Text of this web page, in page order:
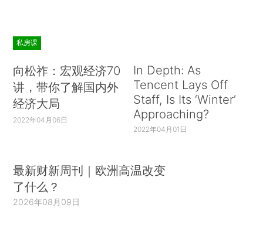
私房课
向松祚：宏观经济70
讲，带你了解国内外
经济大局
2022年04月06日
In Depth: As
Tencent Lays Off
Staff, Is Its ‘Winter’
Approaching?
2022年04月01日
最新财新周刊｜欧洲高温改变
了什么？
2026年08月09日